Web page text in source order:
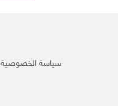
سياسة الخصوصية